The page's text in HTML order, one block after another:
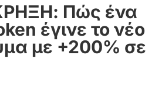
Πώς ένα
έγινε το νέο
με +200% σε